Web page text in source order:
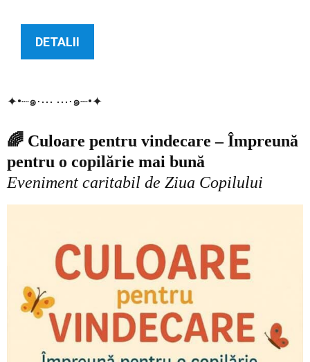
DETALII
✦•┈๑⋅⋯ ⋯⋅๑┈•✦
🌈 Culoare pentru vindecare – Împreună
pentru o copilărie mai bună
Eveniment caritabil de Ziua Copilului